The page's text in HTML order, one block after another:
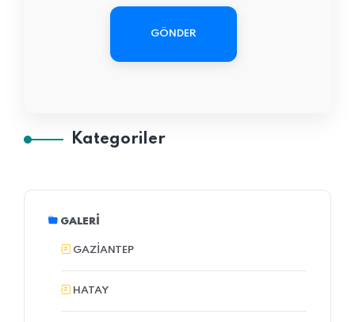
GÖNDER
Kategoriler
GALERI
GAZIANTEP
HATAY